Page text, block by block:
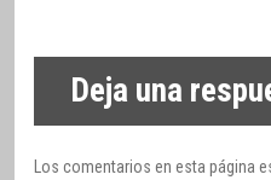
Deja una
Los comentarios en esta página